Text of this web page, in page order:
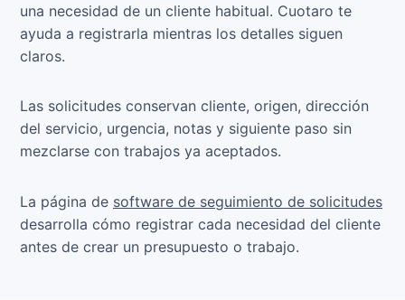
una necesidad de un cliente habitual. Cuotaro te
ayuda a registrarla mientras los detalles siguen
claros.
Las solicitudes conservan cliente, origen, dirección
del servicio, urgencia, notas y siguiente paso sin
mezclarse con trabajos ya aceptados.
La página de software de seguimiento de solicitudes
desarrolla cómo registrar cada necesidad del cliente
antes de crear un presupuesto o trabajo.